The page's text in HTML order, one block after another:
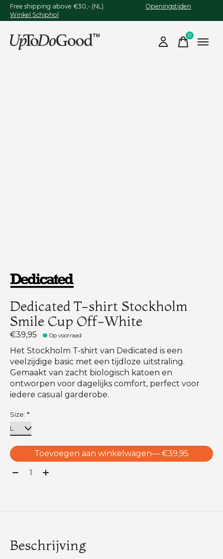
Free shipping above €30,- (NL) Openingstijden
Winkel Schiphol
0items
Dedicated T-shirt Stockholm
Smile Cup Off-White
€39,95 Op voorraad
Het Stockholm T-shirt van Dedicated is een
veelzijdige basic met een tijdloze uitstraling.
Gemaakt van zacht biologisch katoen en
ontworpen voor dagelijks comfort, perfect voor
iedere casual garderobe.
Size: *
Toevoegen aan winkelwagen
— €39,95
Aantal:
Beschrijving